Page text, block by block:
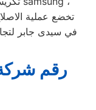
تخضع عملية
في سيدى جابر
رقم